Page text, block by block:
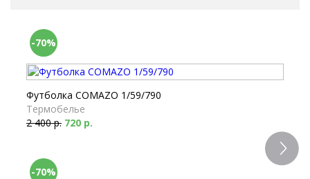
-70%
Футболка COMAZO 1/59/790
Термобелье
2 400 р. 720 р.
-70%